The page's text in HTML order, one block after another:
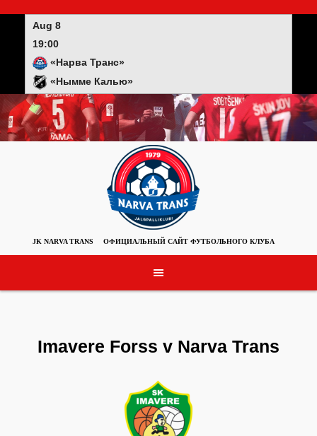
Aug 8
19:00
«Нарва Транс»
«Нымме Калью»
JK NARVA TRANS ОФИЦИАЛЬНЫЙ САЙТ ФУТБОЛЬНОГО КЛУБА
Imavere Forss v Narva Trans